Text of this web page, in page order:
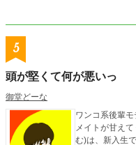
5
頭が堅くて何が悪いっ
御堂どーな
ワンコ系後輩
メイトが甘えてくる！ 風紀委員長の佐久
む)は、新入生